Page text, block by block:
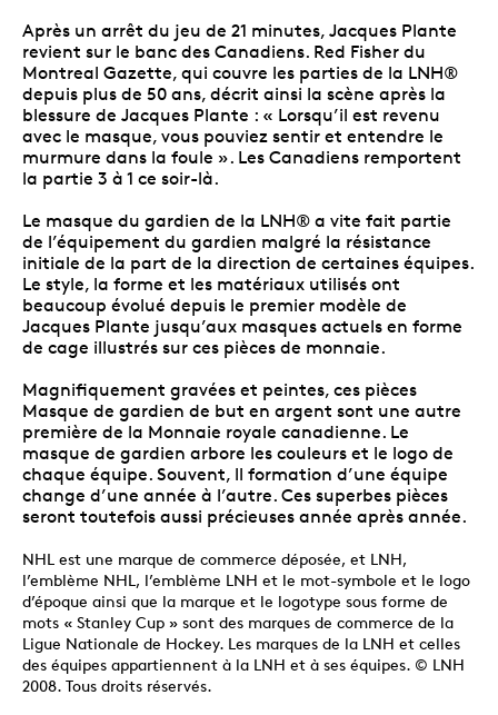
Après un arrêt du jeu de 21 minutes, Jacques Plante
revient sur le banc des Canadiens. Red Fisher du
Montreal Gazette, qui couvre les parties de la LNH®
depuis plus de 50 ans, décrit ainsi la scène après la
blessure de Jacques Plante : « Lorsqu’il est revenu
avec le masque, vous pouviez sentir et entendre le
murmure dans la foule ». Les Canadiens remportent
la partie 3 à 1 ce soir-là.
Le masque du gardien de la LNH® a vite fait partie
de l’équipement du gardien malgré la résistance
initiale de la part de la direction de certaines équipes.
Le style, la forme et les matériaux utilisés ont
beaucoup évolué depuis le premier modèle de
Jacques Plante jusqu’aux masques actuels en forme
de cage illustrés sur ces pièces de monnaie.
Magnifiquement gravées et peintes, ces pièces
Masque de gardien de but en argent sont une autre
première de la Monnaie royale canadienne. Le
masque de gardien arbore les couleurs et le logo de
chaque équipe. Souvent, ll formation d’une équipe
change d’une année à l’autre. Ces superbes pièces
seront toutefois aussi précieuses année après année.
NHL est une marque de commerce déposée, et LNH,
l’emblème NHL, l’emblème LNH et le mot-symbole et le logo
d’époque ainsi que la marque et le logotype sous forme de
mots « Stanley Cup » sont des marques de commerce de la
Ligue Nationale de Hockey. Les marques de la LNH et celles
des équipes appartiennent à la LNH et à ses équipes. © LNH
2008. Tous droits réservés.